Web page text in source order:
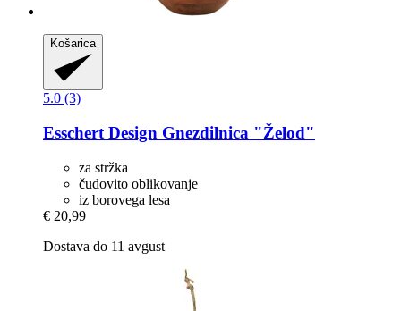
Košarica
5.0 (3)
Esschert Design Gnezdilnica "Želod"
za stržka
čudovito oblikovanje
iz borovega lesa
€ 20,99
Dostava do 11 avgust